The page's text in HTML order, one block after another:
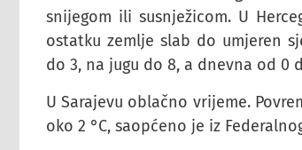
snijegom ili susnježicom. U
ostatku zemlje slab do umjeren
do 3, na jugu do 8, a dnevna od 0
U Sarajevu oblačno vrijeme.
oko 2 °C, saopćeno je iz